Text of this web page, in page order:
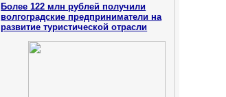
Более 122 млн рублей получили
волгоградские предприниматели на
развитие туристической отрасли